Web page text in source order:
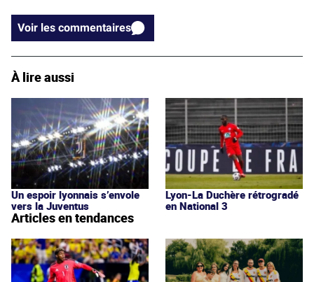
Voir les commentaires
À lire aussi
Un espoir lyonnais s’envole
vers la Juventus
Lyon-La Duchère rétrogradé
en National 3
Articles en tendances